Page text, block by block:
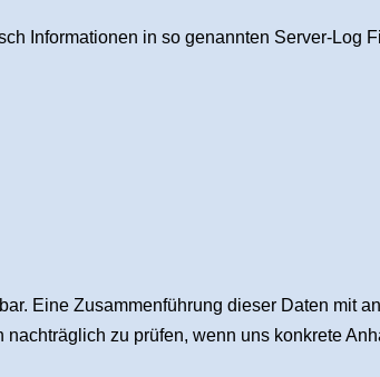
Informationen in so genannten Server-Log
Eine Zusammenführung dieser Daten mit
zu prüfen, wenn uns konkrete